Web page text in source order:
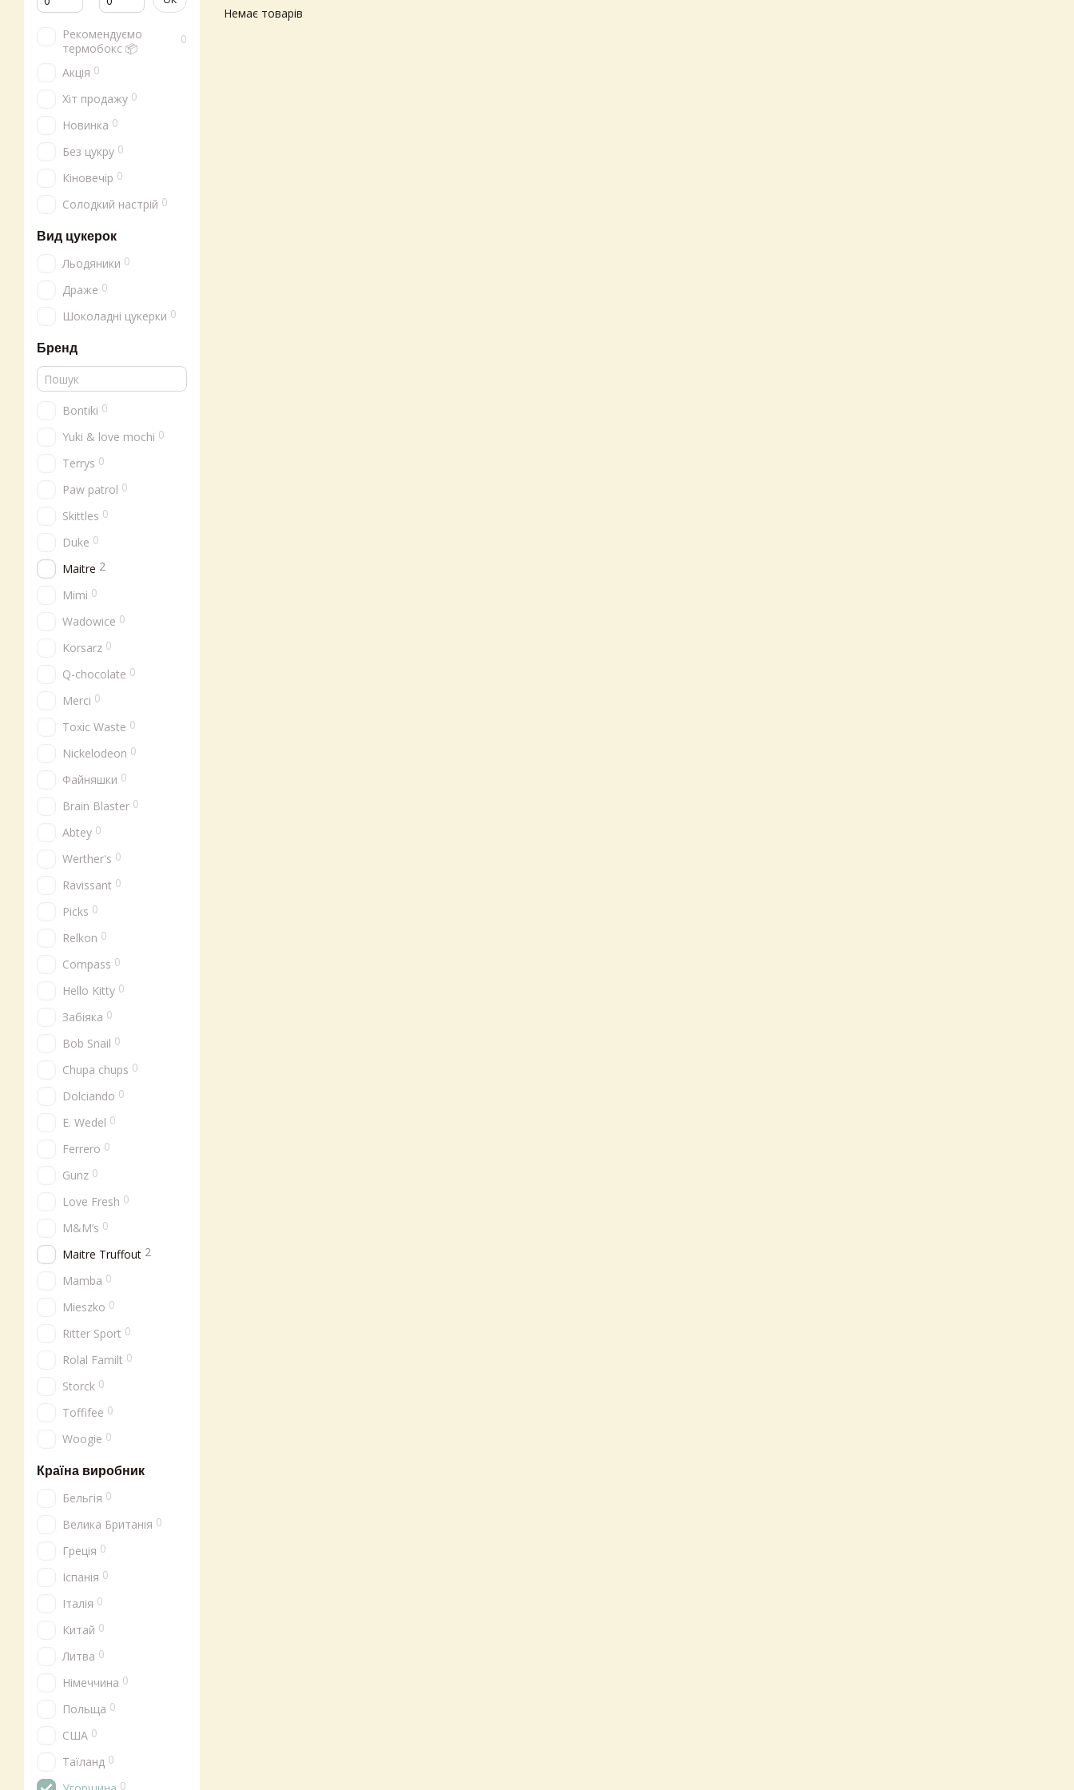
Немає товарів
Рекомендуємо
термобокс 📦
0
Акція 0
Хіт продажу 0
Новинка 0
Без цукру 0
Кіновечір 0
Солодкий настрій 0
Вид цукерок
Льодяники 0
Драже 0
Шоколадні цукерки 0
Бренд
Bontiki 0
Yuki & love mochi 0
Terrys 0
Paw patrol 0
Skittles 0
Duke 0
Maitre 2
Mimi 0
Wadowice 0
Korsarz 0
Q-chocolate 0
Merci 0
Toxic Waste 0
Nickelodeon 0
Файняшки 0
Brain Blaster 0
Abtey 0
Werther's 0
Ravissant 0
Picks 0
Relkon 0
Compass 0
Hello Kitty 0
Забіяка 0
Bob Snail 0
Chupa chups 0
Dolciando 0
E. Wedel 0
Ferrero 0
Gunz 0
Love Fresh 0
M&M’s 0
Maitre Truffout 2
Mamba 0
Mieszko 0
Ritter Sport 0
Rolal Familt 0
Storck 0
Toffifee 0
Woogie 0
Країна виробник
Бельгія 0
Велика Британія 0
Греція 0
Іспанія 0
Італія 0
Китай 0
Литва 0
Німеччина 0
Польща 0
США 0
Таїланд 0
0